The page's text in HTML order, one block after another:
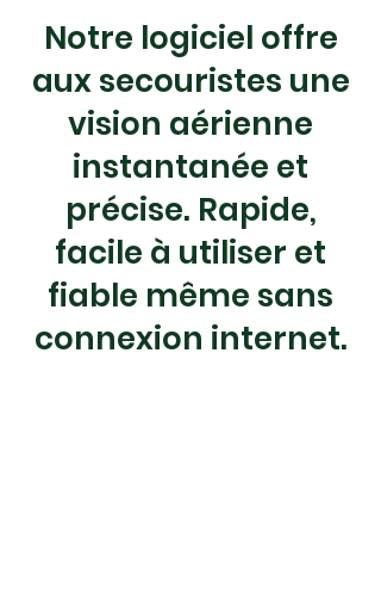
Notre logiciel offre
aux secouristes une
vision aérienne
instantanée et
précise. Rapide,
facile à utiliser et
fiable même sans
connexion internet.